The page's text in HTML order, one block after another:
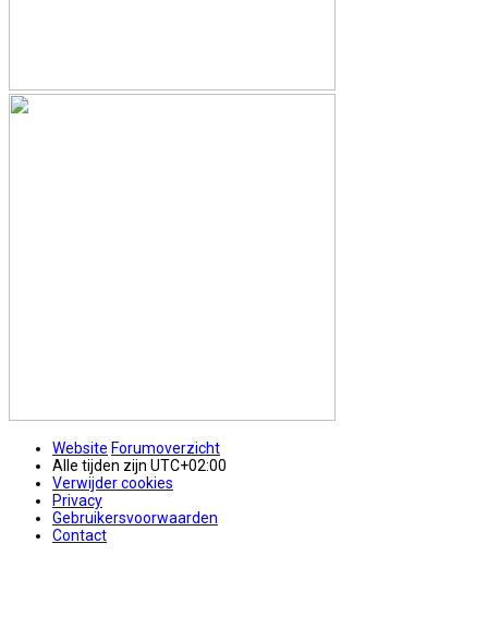
Website Forumoverzicht
Alle tijden zijn UTC+02:00
Verwijder cookies
Privacy
Gebruikersvoorwaarden
Contact